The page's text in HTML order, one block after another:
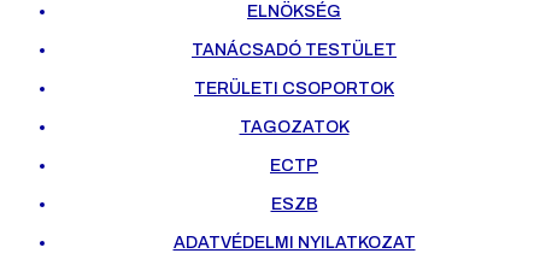
ELNÖKSÉG
TANÁCSADÓ TESTÜLET
TERÜLETI CSOPORTOK
TAGOZATOK
ECTP
ESZB
ADATVÉDELMI NYILATKOZAT